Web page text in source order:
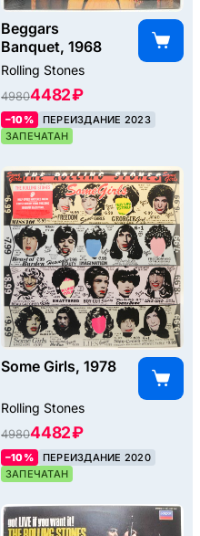
Beggars
Banquet, 1968
Rolling Stones
49804482 ₽
–10%
ПЕРЕИЗДАНИЕ 2023
ЗАПЕЧАТАН
Some Girls, 1978
Rolling Stones
49804482 ₽
–10%
ПЕРЕИЗДАНИЕ 2020
ЗАПЕЧАТАН